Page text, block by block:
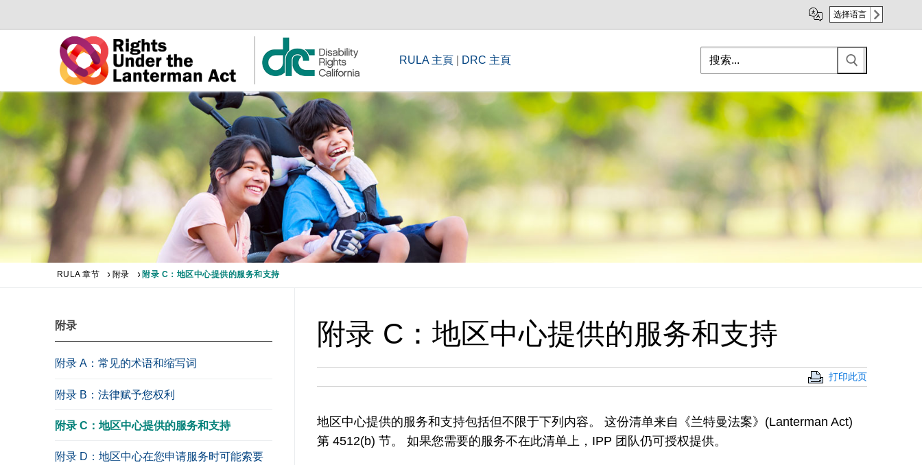
选择语言
RULA 主頁 DRC 主頁
Search
for:
RULA 章节 附录 附录 C：地区中心提供的服务和支持
附录
附录 A：常见的术语和缩写词
附录 B：法律赋予您权利
附录 C：地区中心提供的服务和支持
附录 D：地区中心在您申请服务时可能索要
附录 C：地区中心提供的服务和支持
打印此页
地区中心提供的服务和支持包括但不限于下列内容。 这份清单来自《兰特曼法案》(Lanterman Act)
第 4512(b) 节。 如果您需要的服务不在此清单上，IPP 团队仍可授权提供。